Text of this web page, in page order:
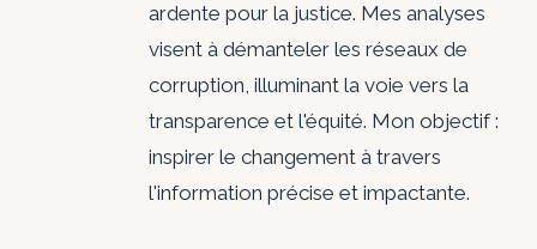
ardente pour la justice. Mes analyses
visent à démanteler les réseaux de
corruption, illuminant la voie vers la
transparence et l'équité. Mon objectif :
inspirer le changement à travers
l'information précise et impactante.